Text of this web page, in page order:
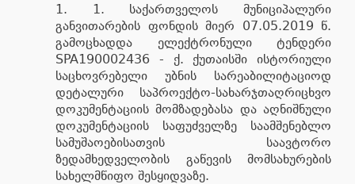
1. საქართველოს მუნიციპალური
განვითარების ფონდის მიერ 07.05.2019 წ.
გამოცხადდა ელექტრონული ტენდერი
SPA190002436 - ქ. ქუთაისში ისტორიული
საცხოვრებელი უბნის სარეაბილიტაციოდ
დეტალური საპროექტო-სახარჯთაღრიცხვო
დოკუმენტაციის მომზადებასა და აღნიშნული
დოკუმენტაციის საფუძველზე საამშენებლო
სამუშაოებისათვის საავტორო
ზედამხედველობის გაწევის მომსახურების
სახელმწიფო შესყიდვაზე.